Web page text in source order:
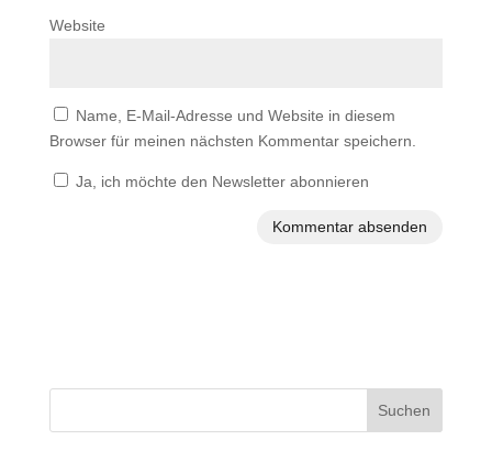
Website
Name, E-Mail-Adresse und Website in diesem
Browser für meinen nächsten Kommentar speichern.
Ja, ich möchte den Newsletter abonnieren
Suchen